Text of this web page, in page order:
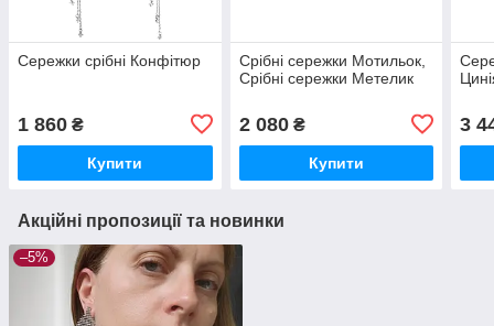
Сережки срібні Конфітюр
1 860 ₴
Купити
Срібні сережки Мотильок,
Срібні сережки Метелик
2 080₴
Купити
3
Акційні пропозиції та новинки
–5%